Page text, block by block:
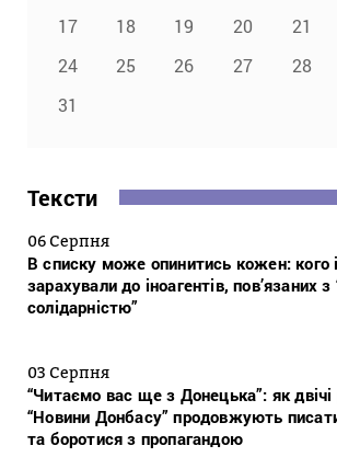
17
18 19 20 21
24
25 26 27 28
31
Тексти
06 Серпня
В списку може опинитись кожен: кого
зарахували до іноагентів, пов’язаних
солідарністю”
03 Серпня
“Читаємо вас ще з Донецька”: як двічі
“Новини Донбасу” продовжують
та боротися з пропагандою